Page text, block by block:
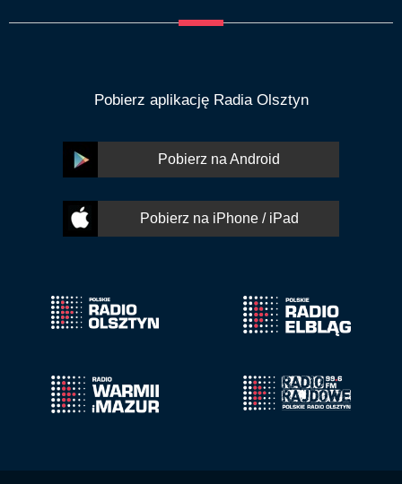
Pobierz aplikację Radia Olsztyn
Pobierz na Android
Pobierz na iPhone / iPad